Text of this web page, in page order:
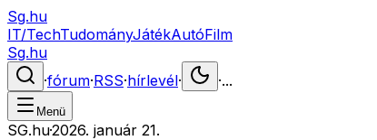
Sg.hu
IT/TechTudományJátékAutóFilm
Sg.hu
·fórum·RSS·hírlevél· ·...
Menü
SG.hu·2026. január 21.